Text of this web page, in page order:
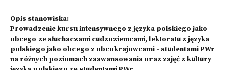
Opis stanowiska:
Prowadzenie kursu intensywnego z języka polskiego jako
obcego ze słuchaczami cudzoziemcami, lektoratu z języka
polskiego jako obcego z obcokrajowcami - studentami PWr
na różnych poziomach zaawansowania oraz zajęć z kultury